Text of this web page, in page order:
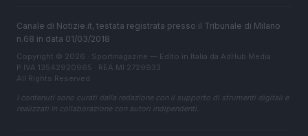
Canale di Notizie.it, testata registrata presso il Tribunale di Milano
n.68 in data 01/03/2018
Copyright © 2026 · Sportmagazine — Edito in Italia da AdHub Media
P.IVA 13542920965 · REA MI 2729933
All Rights Reserved
I contenuti sono curati dalla redazione con il supporto di strumenti digitali e
realizzati in collaborazione con autori indipendenti.